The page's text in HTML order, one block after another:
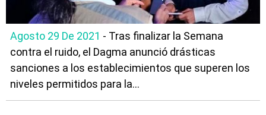
Agosto 29 De 2021 - Tras finalizar la Semana
contra el ruido, el Dagma anunció drásticas
sanciones a los establecimientos que superen los
niveles permitidos para la...